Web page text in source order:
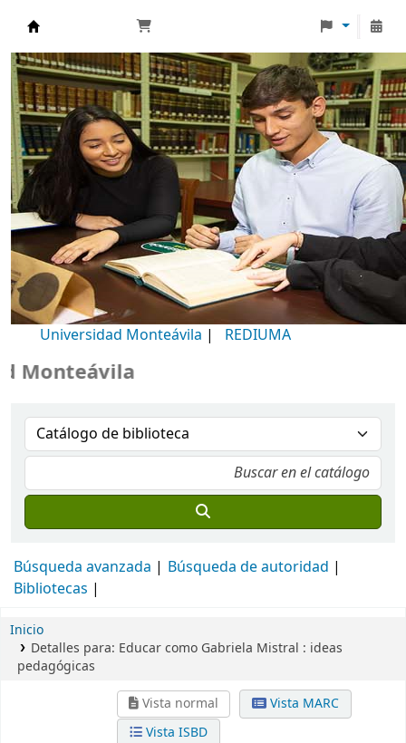
Biblioteca Universidad Monteávila
Universidad Monteávila | REDIUMA
Búsqueda avanzada
Búsqueda de autoridad
Bibliotecas
Inicio
Detalles para: Educar como Gabriela Mistral : ideas
pedagógicas
Vista normal
Vista MARC
Vista ISBD